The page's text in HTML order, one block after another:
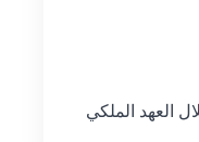
العهد الملكي